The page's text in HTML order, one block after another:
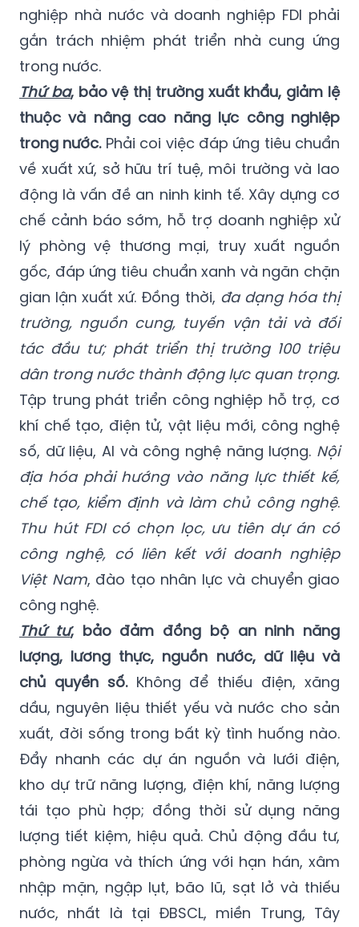
nghiệp nhà nước và doanh nghiệp FDI phải
gắn trách nhiệm phát triển nhà cung ứng
trong nước.
Thứ ba, bảo vệ thị trường xuất khẩu, giảm lệ
thuộc và nâng cao năng lực công nghiệp
trong nước.Phải coi việc đáp ứng tiêu chuẩn
về xuất xứ, sở hữu trí tuệ, môi trường và lao
động là vấn đề an ninh kinh tế. Xây dựng cơ
chế cảnh báo sớm, hỗ trợ doanh nghiệp xử
lý phòng vệ thương mại, truy xuất nguồn
gốc, đáp ứng tiêu chuẩn xanh và ngăn chặn
gian lận xuất xứ. Đồng thời, đa dạng hóa thị
trường, nguồn cung, tuyến vận tải và đối
tác đầu tư; phát triển thị trường 100 triệu
dân trong nước thành động lực quan trọng.
Tập trung phát triển công nghiệp hỗ trợ, cơ
khí chế tạo, điện tử, vật liệu mới, công nghệ
số, dữ liệu, AI và công nghệ năng lượng. Nội
địa hóa phải hướng vào năng lực thiết kế,
chế tạo, kiểm định và làm chủ công nghệ.
Thu hút FDI có chọn lọc, ưu tiên dự án có
công nghệ, có liên kết với doanh nghiệp
Việt Nam, đào tạo nhân lực và chuyển giao
công nghệ.
Thứ tư, bảo đảm đồng bộ an ninh năng
lượng, lương thực, nguồn nước, dữ liệu và
chủ quyền số.Không để thiếu điện, xăng
dầu, nguyên liệu thiết yếu và nước cho sản
xuất, đời sống trong bất kỳ tình huống nào.
Đẩy nhanh các dự án nguồn và lưới điện,
kho dự trữ năng lượng, điện khí, năng lượng
tái tạo phù hợp; đồng thời sử dụng năng
lượng tiết kiệm, hiệu quả. Chủ động đầu tư,
phòng ngừa và thích ứng với hạn hán, xâm
nhập mặn, ngập lụt, bão lũ, sạt lở và thiếu
nước, nhất là tại ĐBSCL, miền Trung, Tây